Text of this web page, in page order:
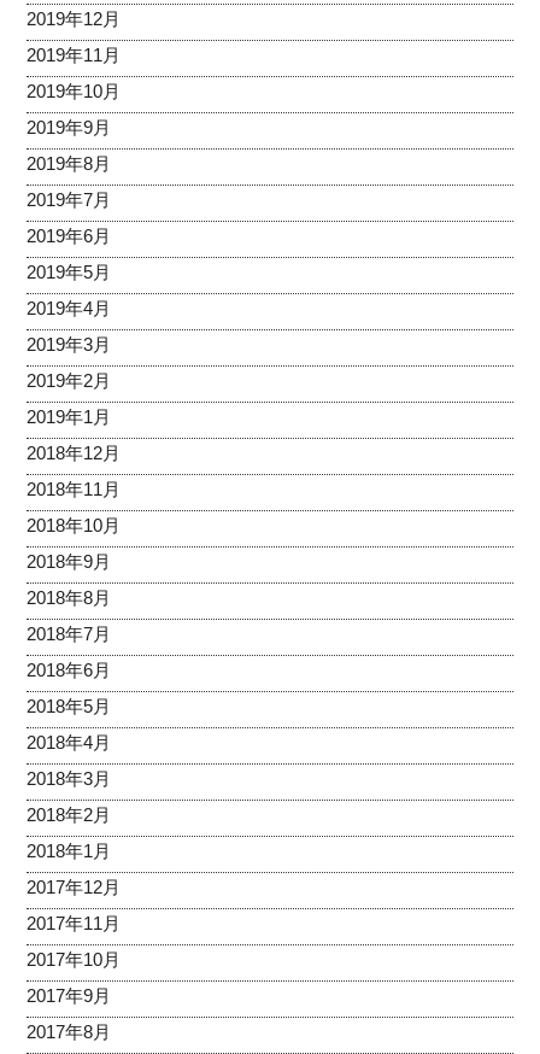
2019年12月
2019年11月
2019年10月
2019年9月
2019年8月
2019年7月
2019年6月
2019年5月
2019年4月
2019年3月
2019年2月
2019年1月
2018年12月
2018年11月
2018年10月
2018年9月
2018年8月
2018年7月
2018年6月
2018年5月
2018年4月
2018年3月
2018年2月
2018年1月
2017年12月
2017年11月
2017年10月
2017年9月
2017年8月